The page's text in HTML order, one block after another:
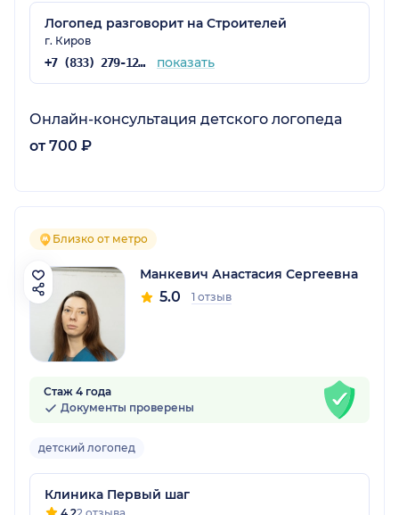
Логопед разговорит на Строителей
г. Киров
+7 (833) 279-12-71 показать
Онлайн-консультация детского логопеда
от 700 ₽
Близко от метро
Манкевич Анастасия Сергеевна
5.0 1 отзыв
Стаж 4 года
Документы проверены
детский логопед
Клиника Первый шаг